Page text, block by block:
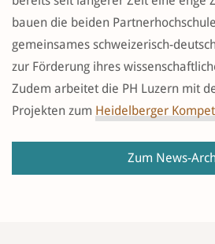
bauen die beiden
gemeinsames schweizerisch-
zur Förderung ihres
Zudem arbeitet die PH Luzern mit
Projekten zum Heidelberger
Zum News-